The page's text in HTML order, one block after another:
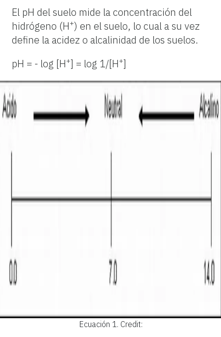
El pH del suelo mide la concentración del
hidrógeno (H+) en el suelo, lo cual a su vez
define la acidez o alcalinidad de los suelos.
pH = - log [H+] = log 1/[H+]
Ecuación 1. Credit: